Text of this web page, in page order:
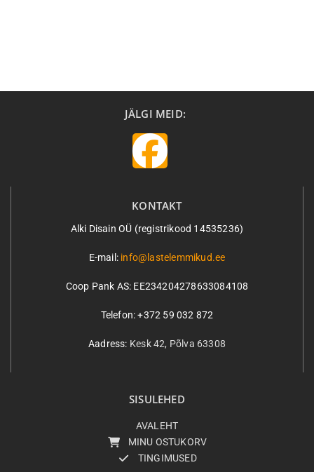
SISULEHED
AVALEHT
MINU OSTUKORV
TINGIMUSED
KONTAKT
Alki Disain OÜ (registrikood 14535236)
E-mail: info@lastelemmikud.ee
Coop Pank AS: EE234204278633084108
Telefon: +372 59 032 872
Aadress: Kesk 42, Põlva 63308
JÄLGI MEID: